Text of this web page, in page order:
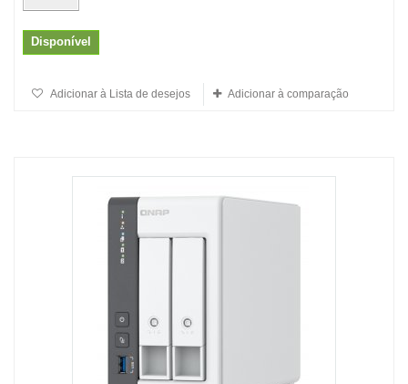
Disponível
Adicionar à Lista de desejos Adicionar à comparação